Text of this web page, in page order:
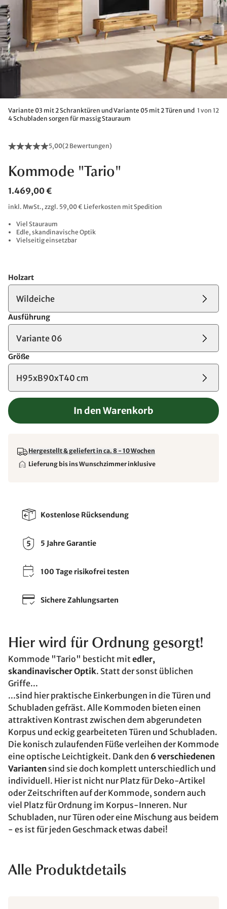
Variante 03 mit 2 Schranktüren und Variante 05 mit 2 Türen und
4 Schubladen sorgen für massig Stauraum
1 von 12
5,00(2 Bewertungen)
Kommode "Tario"
1.469,00 €
inkl. MwSt., zzgl. 59,00 € Lieferkosten mit Spedition
Viel Stauraum
Edle, skandinavische Optik
Vielseitig einsetzbar
Holzart
Wildeiche
Ausführung
Variante 06
Größe
H95xB90xT40 cm
In den Warenkorb
Hergestellt & geliefert in ca. 8 - 10 Wochen
Lieferung bis ins Wunschzimmer inklusive
Kostenlose Rücksendung
5 Jahre Garantie
100 Tage risikofrei testen
Sichere Zahlungsarten
Hier wird für Ordnung gesorgt!
Kommode "Tario" besticht mitedler,
skandinavischer Optik. Statt der sonst üblichen
Griffe...
...sind hier praktische Einkerbungen in die Türen und
Schubladen gefräst. Alle Kommoden bieten einen
attraktiven Kontrast zwischen dem abgerundeten
Korpus und eckig gearbeiteten Türen und Schubladen.
Die konisch zulaufenden Füße verleihen der Kommode
eine optische Leichtigkeit. Dank den 6 verschiedenen
Varianten sind sie doch komplett unterschiedlich und
individuell. Hier ist nicht nur Platz für Deko-Artikel
oder Zeitschriften auf der Kommode, sondern auch
viel Platz für Ordnung im Korpus-Inneren. Nur
Schubladen, nur Türen oder eine Mischung aus beidem
- es ist für jeden Geschmack etwas dabei!
Alle Produktdetails